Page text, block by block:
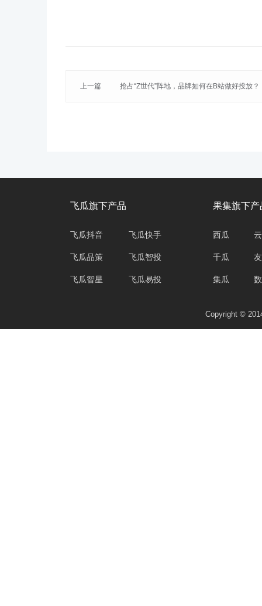
上一篇 抢占“Z世代”阵地，品牌如何在B站做好投放？
飞瓜旗下产品
飞瓜抖音
飞瓜品策
飞瓜智星
飞瓜快手
飞瓜智投
飞瓜易投
果集旗下产
西瓜
千瓜
集瓜
Copyright ©